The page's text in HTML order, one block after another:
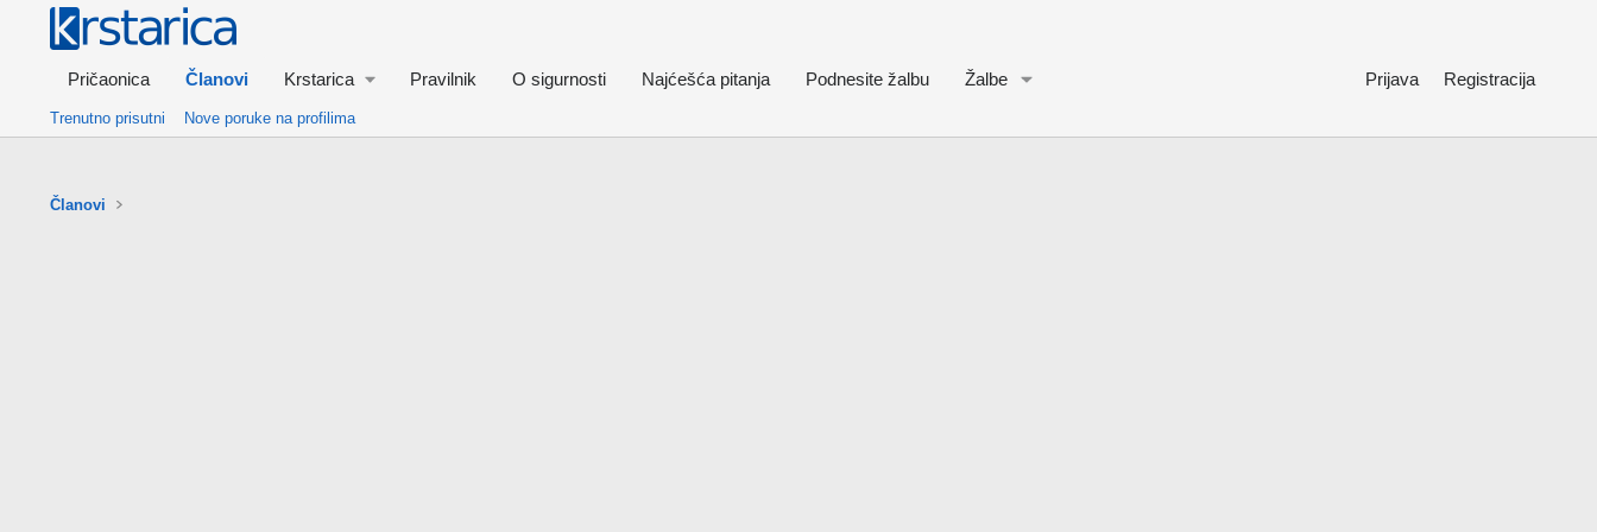
Pričaonica Članovi Krstarica Pravilnik O sigurnosti Najćešća pitanja Podnesite žalbu Žalbe Prijava Registracija
Trenutno prisutni Nove poruke na profilima
Članovi